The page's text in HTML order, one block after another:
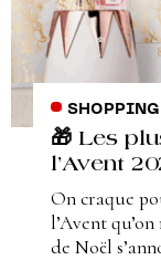
SHOPPING
🎁 Les
l’Avent
On craque
l’Avent
de Noël